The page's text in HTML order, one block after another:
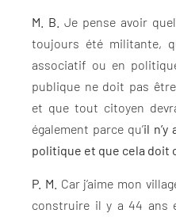
M. B. Je pense avoir
toujours été militante,
associatif ou en
publique ne doit pas
et que tout citoyen
également parce qu’il n’y
politique et que cela doit
P. M. Car j’aime mon
construire il y a 44 ans